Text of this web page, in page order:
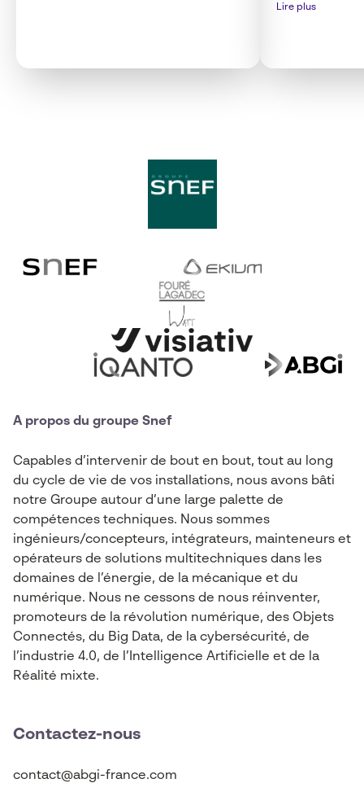
Lire plus
A propos du groupe Snef
Capables d’intervenir de bout en bout, tout au long
du cycle de vie de vos installations, nous avons bâti
notre Groupe autour d’une large palette de
compétences techniques. Nous sommes
ingénieurs/concepteurs, intégrateurs, mainteneurs et
opérateurs de solutions multitechniques dans les
domaines de l’énergie, de la mécanique et du
numérique. Nous ne cessons de nous réinventer,
promoteurs de la révolution numérique, des Objets
Connectés, du Big Data, de la cybersécurité, de
l’industrie 4.0, de l’Intelligence Artificielle et de la
Réalité mixte.
Contactez-nous
contact@abgi-france.com